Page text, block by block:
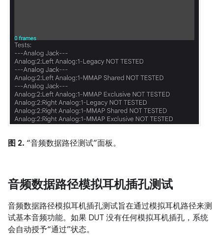
图 2. “音频数据路径测试”面板。
音频数据路径模拟耳机插孔测试
音频数据路径模拟耳机插孔测试旨在通过模拟耳机路径来测
试基本音频功能。如果 DUT 没有任何模拟耳机插孔，系统
会自动授予“通过”状态。